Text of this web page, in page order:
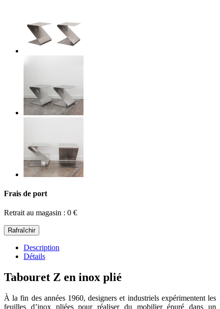
Frais de port
Retrait au magasin : 0 €
Description
Détails
Tabouret Z en inox plié
À la fin des années 1960, designers et industriels expérimentent les
feuilles d’inox pliées pour réaliser du mobilier épuré dans un